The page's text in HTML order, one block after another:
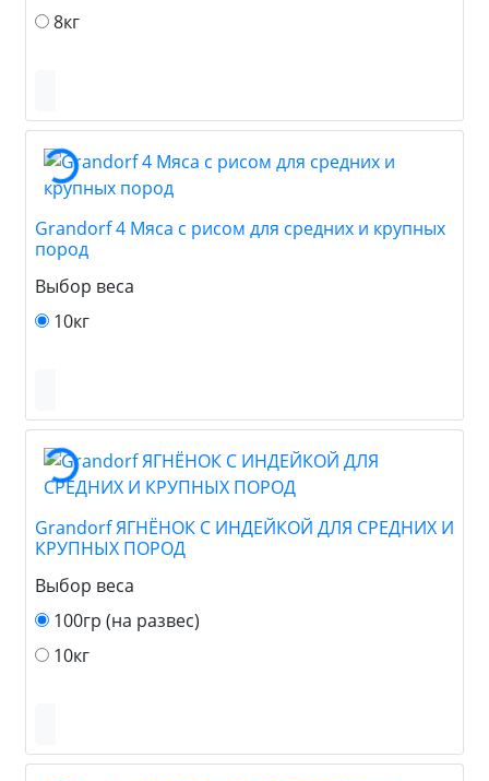
8кг
Grandorf 4 Мяса с рисом для средних и крупных
пород
Выбор веса
10кг
Grandorf ЯГНЁНОК С ИНДЕЙКОЙ ДЛЯ СРЕДНИХ И
КРУПНЫХ ПОРОД
Выбор веса
100гр (на развес)
10кг